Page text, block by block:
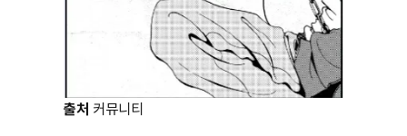
출처 커뮤니티